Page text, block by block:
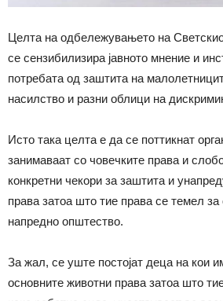
Целта на одбележувањето на
се сензибилизира јавното мнение и
потребата од заштита на
насилство и разни облици на
Исто така целта е да се поттикнат
занимаваат со човечките права и
конкретни чекори за заштита и
права затоа што тие права се темел
напредно општество.
За жал, се уште постојат деца на кои
основните животни права затоа што